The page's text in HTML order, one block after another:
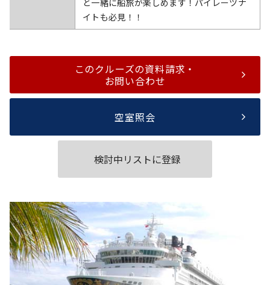
と一緒に船旅が楽しめます！パイレーツナ
イトも必見！！
このクルーズの資料請求・
お問い合わせ
空室照会
検討中リストに登録